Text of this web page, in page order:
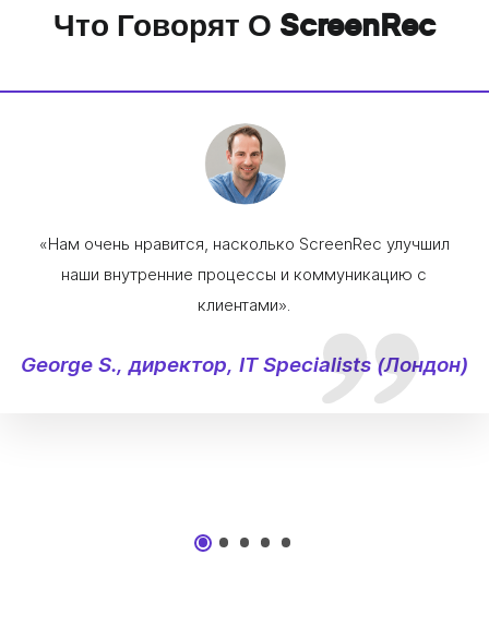
Что Говорят О ScreenRec
«Нам очень нравится, насколько ScreenRec улучшил
наши внутренние процессы и коммуникацию с
клиентами».
George S., директор, IT Specialists (Лондон)